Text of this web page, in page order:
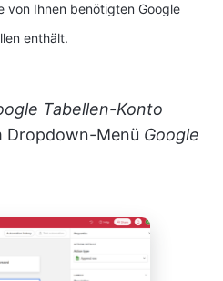
von Ihnen benötigten Google
enthält.
Tabellen-Konto
Dropdown-Menü Google